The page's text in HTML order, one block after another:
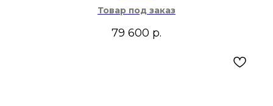
Товар под заказ
79 600 р.